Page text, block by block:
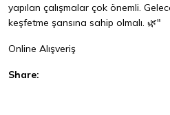
yapılan çalışmalar çok önemli.
keşfetme şansına sahip olmalı. 🌿"
Online Alışveriş
Share: